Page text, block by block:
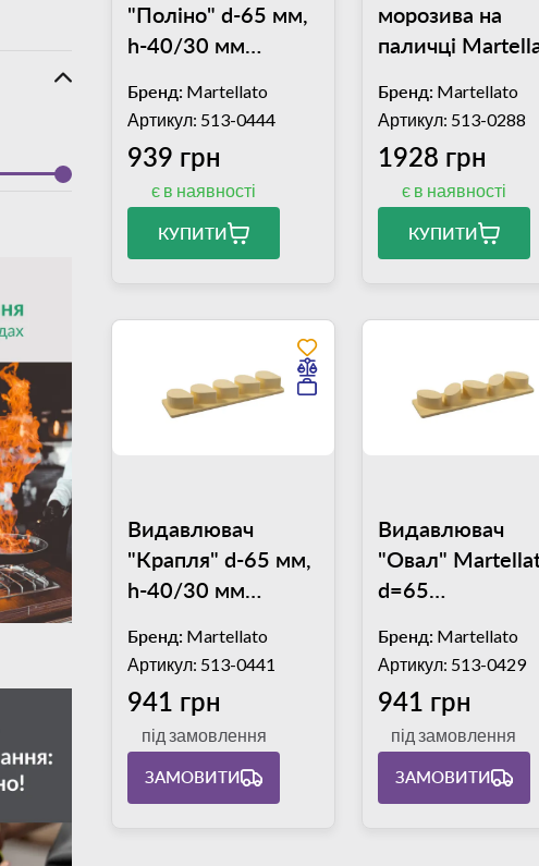
"Поліно" d-65 мм,
h-40/30 мм
Бренд: Martellato
Артикул: 513-0444
939 грн
є в наявності
КУПИТИ
морозива на
паличці
Бренд: Martellato
Артикул: 513-0288
1928 грн
є в наявності
КУПИТИ
Видавлювач
"Крапля" d-65 мм,
h-40/30 мм
Бренд: Martellato
Артикул: 513-0441
941 грн
під замовлення
ЗАМОВИТИ
Видавлювач
"Овал"
d=65
EM2
Бренд: Martellato
Артикул: 513-0429
941 грн
під замовлення
ЗАМОВИТИ